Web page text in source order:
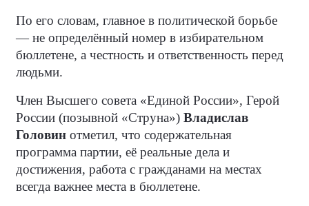
По его словам, главное в политической борьбе
— не определённый номер в избирательном
бюллетене, а честность и ответственность перед
людьми.
Член Высшего совета «Единой России», Герой
России (позывной «Струна») Владислав
Головин отметил, что содержательная
программа партии, её реальные дела и
достижения, работа с гражданами на местах
всегда важнее места в бюллетене.